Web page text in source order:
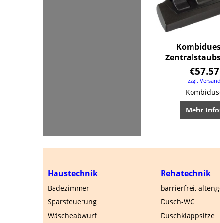
€57.57
zzgl.
Mehr
Haustechnik
Badezimmer
Sparsteuerung
Wäscheabwurf
Rehatechnik
barrierfrei,
Dusch-WC
Duschklappsitze